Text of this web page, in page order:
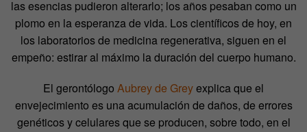
las esencias pudieron alterarlo; los años pesaban como un
plomo en la esperanza de vida. Los científicos de hoy, en
los laboratorios de medicina regenerativa, siguen en el
empeño: estirar al máximo la duración del cuerpo humano.
El gerontólogo Aubrey de Greyexplica que el
envejecimiento es una acumulación de daños, de errores
genéticos y celulares que se producen, sobre todo, en el